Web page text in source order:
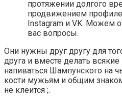
протяжении долгого
продвижением
Instagram и VK. Можем
вас вопросы.
Они нужны друг другу для
друга и вместе делать
напиваться Шампунского на
кости мужьям и общим
не клеится ;.